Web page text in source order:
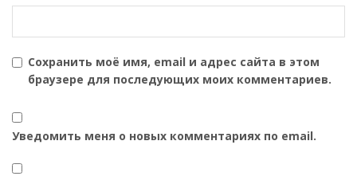
Сохранить моё имя, email и адрес сайта в этом
браузере для последующих моих комментариев.
Уведомить меня о новых комментариях по email.